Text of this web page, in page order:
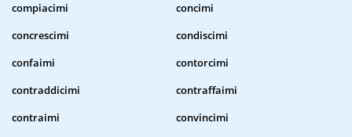
compiacimi
concimi
concrescimi
condiscimi
confaimi
contorcimi
contraddicimi
contraffaimi
contraimi
convincimi